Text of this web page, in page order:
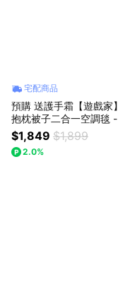
宅配商品
預購 送護手霜【遊戲家
抱枕被子二合一空調毯 -
- 款式隨機出貨 贈精美贈
$1,849 $1,899
2.0%